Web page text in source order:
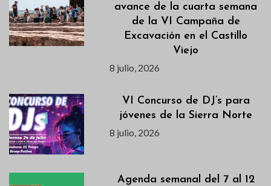
avance de la cuarta semana
de la VI Campaña de
Excavación en el Castillo
Viejo
8 julio, 2026
VI Concurso de DJ’s para
jóvenes de la Sierra Norte
8 julio, 2026
Agenda semanal del 7 al 12